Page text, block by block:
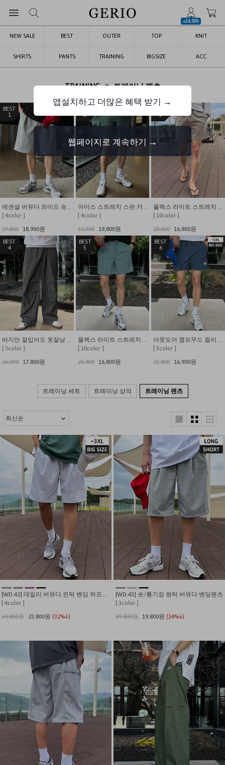
+24,500
NEW SALE BEST OUTER TOP KNIT
SHIRTS PANTS TRAINING BIGSIZE ACC
TRAINING > 트레이닝 팬츠
1
에센셜 버뮤다 와이드 숏/롱 밴딩 반바지
[ 4color ]
29,800 18,900원
2
아이스 스트레치 스판 카고 밴딩 쇼츠
[ 4color ]
32,300 19,800원
3
플렉스 라이트 스트레치 나일론 7인치 쇼츠
[ 10color ]
23,800 16,800원
4
바지만 잘입어도 옷잘남 무릎핀턱 스트링 와이드 팬츠
[ 3color ]
26,000 17,800원
5
플렉스 라이트 스트레치 나일론 7인치 쇼츠
[ 10color ]
23,800 16,800원
6
아웃도어 캠프무드 컬러풀 이지 쇼츠
[ 5color ]
23,800 16,900원
트레이닝 세트 트레이닝 상의 트레이닝 팬츠
[ 4color ]
34,800원
23,800원 (32%↓)
[WD.43] 숏/롱기장 원턱 버뮤다 밴딩팬츠
[ 3color ]
29,800원 19,800원 (34%↓)
앱설치하고 더많은 혜택 받기 →
웹페이지로 계속하기 →